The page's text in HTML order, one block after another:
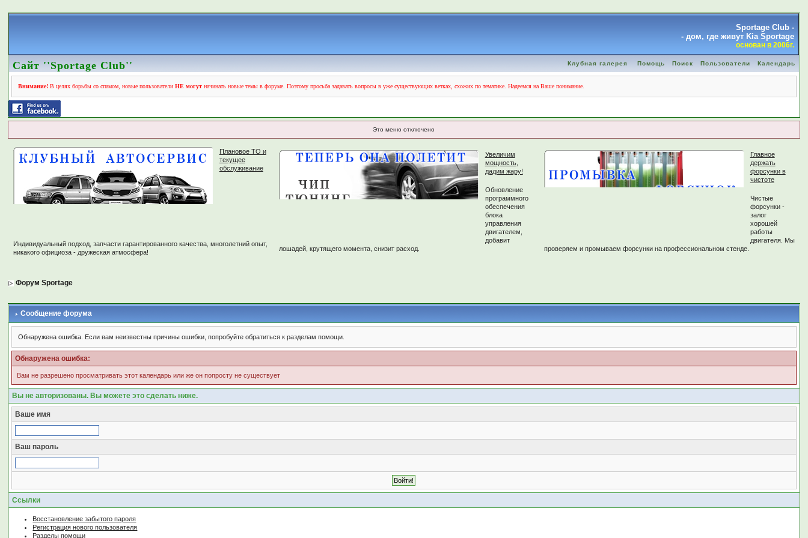
Sportage Club -
- дом, где живут Kia Sportage
основан в 2006г.
Сайт ''Sportage Club'' Клубная галерея Помощь Поиск Пользователи Календарь
Внимание! В целях борьбы со спамом, новые пользователиНЕ могут начинать новые темы в форуме. Поэтому просьба задавать вопросы в уже существующих ветках, схожих по тематике. Надеемся на Ваше понимание.
Это меню отключено
Плановое ТО и
текущее
обслуживание
Индивидуальный подход, запчасти гарантированного качества, многолетний опыт,
никакого официоза - дружеская атмосфера!
Увеличим
мощность,
дадим жару!
Обновление
программного
обеспечения
блока
управления
двигателем,
добавит
лошадей, крутящего момента, снизит расход.
Главное
держать
форсунки в
чистоте
Чистые
форсунки -
залог
хорошей
работы
двигателя. Мы
проверяем и промываем форсунки на профессиональном стенде.
Форум Sportage
Сообщение форума
Обнаружена ошибка. Если вам неизвестны причины ошибки, попробуйте обратиться к разделам помощи.
Обнаружена ошибка:
Вам не разрешено просматривать этот календарь или же он попросту не существует
Вы не авторизованы. Вы можете это сделать ниже.
Ваше имя
Ваш пароль
Ссылки
Восстановление забытого пароля
Регистрация нового пользователя
Разделы помощи